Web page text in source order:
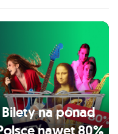
na ponad
nawet 80%